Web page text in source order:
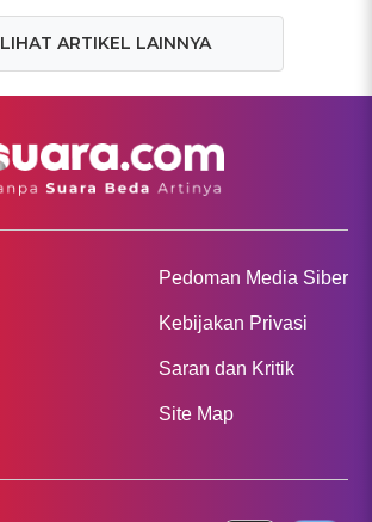
LIHAT ARTIKEL LAINNYA
Pedoman Media Siber
Kebijakan Privasi
Saran dan Kritik
Site Map